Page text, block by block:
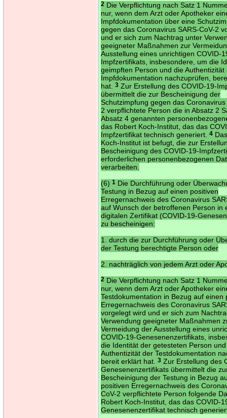
2 Die Verpflichtung nach Satz 1
nur, wenn dem Arzt oder Apotheker
Impfdokumentation über eine
gegen das Coronavirus SARS-CoV-2
und er sich zum Nachtrag unter
geeigneter Maßnahmen zur
Ausstellung eines unrichtigen COVID-
Impfzertifikats, insbesondere, um die
geimpften Person und die Authentizität
Impfdokumentation nachzuprüfen,
hat.3 Zur Erstellung des COVID-19-
übermittelt die zur Bescheinigung der
Schutzimpfung gegen das Coronavirus
2 verpflichtete Person die in Absatz 2
Absatz 4 genannten
das Robert Koch-Institut, das das
Impfzertifikat technisch generiert.4
Koch-Institut ist befugt, die zur
Bescheinigung des COVID-19-
erforderlichen personenbezogenen
verarbeiten.
(6)1 Die Durchführung oder
Testung in Bezug auf einen positiven
Erregernachweis des Coronavirus
auf Wunsch der betroffenen Person in
digitalen Zertifikat (COVID-19-
zu bescheinigen:
1. durch die zur Durchführung oder
der Testung berechtigte Person oder
2. nachträglich von jedem Arzt oder
2 Die Verpflichtung nach Satz 1
nur, wenn dem Arzt oder Apotheker
Testdokumentation in Bezug auf einen
Erregernachweis des Coronavirus
vorgelegt wird und er sich zum
Verwendung geeigneter Maßnahmen
Vermeidung der Ausstellung eines
COVID-19-Genesenenzertifikats,
die Identität der getesteten Person
Authentizität der Testdokumentation
bereit erklärt hat.3 Zur Erstellung des
Genesenenzertifikats übermittelt die
Bescheinigung der Testung in Bezug
positiven Erregernachweis des
CoV-2 verpflichtete Person folgende
Robert Koch-Institut, das das COVID-
Genesenenzertifikat technisch